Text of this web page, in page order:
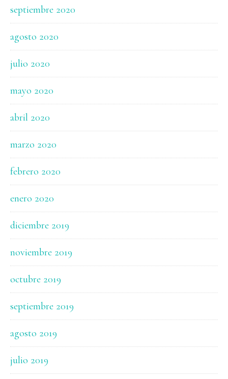
septiembre 2020
agosto 2020
julio 2020
mayo 2020
abril 2020
marzo 2020
febrero 2020
enero 2020
diciembre 2019
noviembre 2019
octubre 2019
septiembre 2019
agosto 2019
julio 2019